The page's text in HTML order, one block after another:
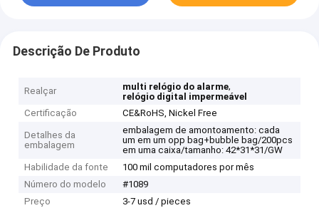
Descrição De Produto
Realçar multi relógio do alarme,
relógio digital impermeável
Certificação
CE&RoHS, Nickel Free
Detalhes da
embalagem
embalagem de amontoamento: cada
um em um opp bag+bubble bag/200pcs
em uma caixa/tamanho: 42*31*31/GW
Habilidade da fonte
100 mil computadores por mês
Número do modelo
#1089
Preço
3-7 usd / pieces